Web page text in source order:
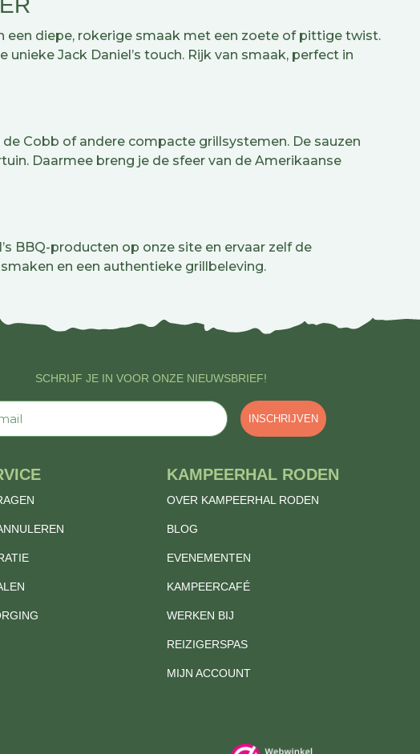
een diepe, rokerige smaak met een zoete of pittige twist.
Jack Daniel’s touch. Rijk van smaak, perfect in
Cobb of andere compacte grillsystemen. De sauzen
Daarmee breng je de sfeer van de Amerikaanse
BBQ-producten op onze site en ervaar zelf de
en een authentieke grillbeleving.
SCHRIJF JE IN VOOR ONZE NIEUWSBRIEF!
INSCHRIJVEN
KAMPEERHAL RODEN
OVER KAMPEERHAL RODEN
BLOG
EVENEMENTEN
KAMPEERCAFÉ
WERKEN BIJ
REIZIGERSPAS
MIJN ACCOUNT